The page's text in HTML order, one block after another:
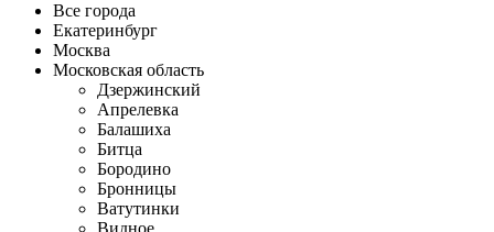
Все города
Екатеринбург
Москва
Московская область
Дзержинский
Апрелевка
Балашиха
Битца
Бородино
Бронницы
Ватутинки
Видное